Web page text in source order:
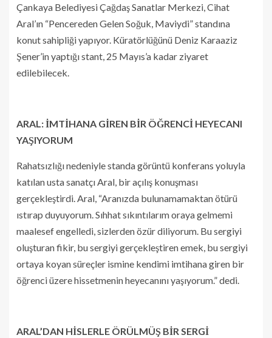
Çankaya Belediyesi Çağdaş Sanatlar Merkezi, Cihat
Aral’ın “Pencereden Gelen Soğuk, Maviydi” standına
konut sahipliği yapıyor. Küratörlüğünü Deniz Karaaziz
Şener’in yaptığı stant, 25 Mayıs’a kadar ziyaret
edilebilecek.
ARAL: İMTİHANA GİREN BİR ÖĞRENCİ HEYECANI
YAŞIYORUM
Rahatsızlığı nedeniyle standa görüntü konferans yoluyla
katılan usta sanatçı Aral, bir açılış konuşması
gerçekleştirdi. Aral, “Aranızda bulunamamaktan ötürü
ıstırap duyuyorum. Sıhhat sıkıntılarım oraya gelmemi
maalesef engelledi, sizlerden özür diliyorum. Bu sergiyi
oluşturan fikir, bu sergiyi gerçekleştiren emek, bu sergiyi
ortaya koyan süreçler ismine kendimi imtihana giren bir
öğrenci üzere hissetmenin heyecanını yaşıyorum.” dedi.
ARAL’DAN HİSLERLE ÖRÜLMÜŞ BİR SERGİ